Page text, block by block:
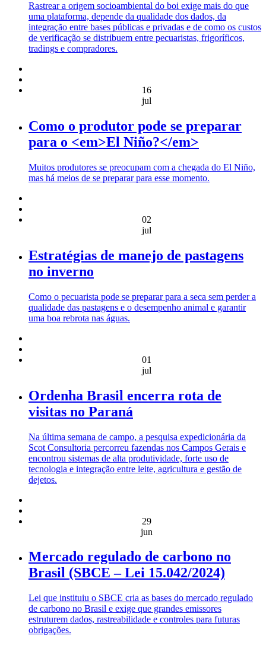
Rastrear a origem socioambiental do boi exige mais do que
uma plataforma, depende da qualidade dos dados, da
integração entre bases públicas e privadas e de como os custos
de verificação se distribuem entre pecuaristas, frigoríficos,
tradings e compradores.
16
jul
Como o produtor pode se preparar
para o <em>El Niño?</em>
Muitos produtores se preocupam com a chegada do El Niño,
mas há meios de se preparar para esse momento.
02
jul
Estratégias de manejo de pastagens
no inverno
Como o pecuarista pode se preparar para a seca sem perder a
qualidade das pastagens e o desempenho animal e garantir
uma boa rebrota nas águas.
01
jul
Ordenha Brasil encerra rota de
visitas no Paraná
Na última semana de campo, a pesquisa expedicionária da
Scot Consultoria percorreu fazendas nos Campos Gerais e
encontrou sistemas de alta produtividade, forte uso de
tecnologia e integração entre leite, agricultura e gestão de
dejetos.
29
jun
Mercado regulado de carbono no
Brasil (SBCE – Lei 15.042/2024)
Lei que instituiu o SBCE cria as bases do mercado regulado
de carbono no Brasil e exige que grandes emissores
estruturem dados, rastreabilidade e controles para futuras
obrigações.